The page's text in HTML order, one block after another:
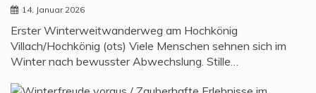
14. Januar 2026
Erster Winterweitwanderweg am Hochkönig
Villach/Hochkönig (ots) Viele Menschen sehnen sich im
Winter nach bewusster Abwechslung. Stille…